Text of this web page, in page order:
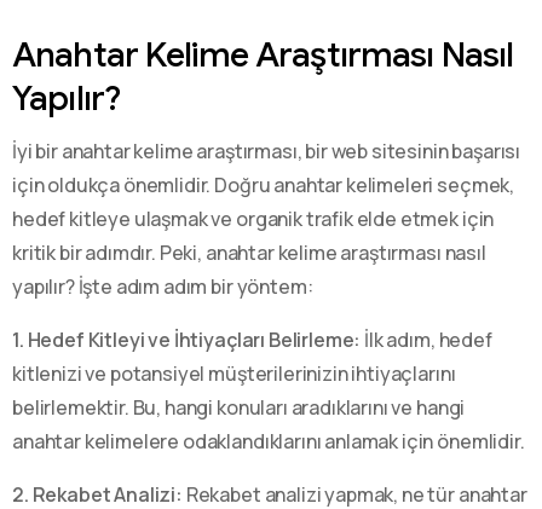
Anahtar Kelime Araştırması Nasıl
Yapılır?
İyi bir anahtar kelime araştırması, bir web sitesinin başarısı
için oldukça önemlidir. Doğru anahtar kelimeleri seçmek,
hedef kitleye ulaşmak ve organik trafik elde etmek için
kritik bir adımdır. Peki, anahtar kelime araştırması nasıl
yapılır? İşte adım adım bir yöntem:
1. Hedef Kitleyi ve İhtiyaçları Belirleme: İlk adım, hedef
kitlenizi ve potansiyel müşterilerinizin ihtiyaçlarını
belirlemektir. Bu, hangi konuları aradıklarını ve hangi
anahtar kelimelere odaklandıklarını anlamak için önemlidir.
2. Rekabet Analizi: Rekabet analizi yapmak, ne tür anahtar